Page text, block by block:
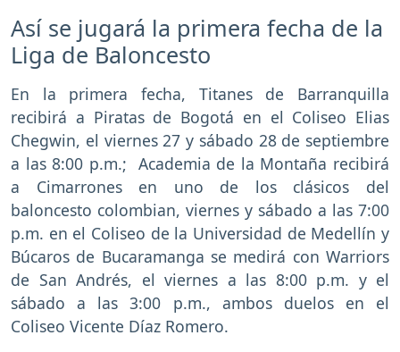
Así se jugará la primera fecha de la
Liga de Baloncesto
En la primera fecha, Titanes de Barranquilla
recibirá a Piratas de Bogotá en el Coliseo Elias
Chegwin, el viernes 27 y sábado 28 de septiembre
a las 8:00 p.m.; Academia de la Montaña recibirá
a Cimarrones en uno de los clásicos del
baloncesto colombian, viernes y sábado a las 7:00
p.m. en el Coliseo de la Universidad de Medellín y
Búcaros de Bucaramanga se medirá con Warriors
de San Andrés, el viernes a las 8:00 p.m. y el
sábado a las 3:00 p.m., ambos duelos en el
Coliseo Vicente Díaz Romero.